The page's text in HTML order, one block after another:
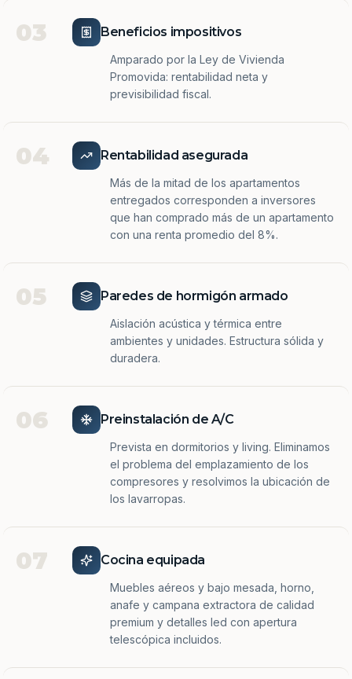
03 Beneficios impositivos
Amparado por la Ley de Vivienda
Promovida: rentabilidad neta y
previsibilidad fiscal.
04 Rentabilidad asegurada
Más de la mitad de los apartamentos
entregados corresponden a inversores
que han comprado más de un apartamento
con una renta promedio del 8%.
05 Paredes de hormigón armado
Aislación acústica y térmica entre
ambientes y unidades. Estructura sólida y
duradera.
06 Preinstalación de A/C
Prevista en dormitorios y living. Eliminamos
el problema del emplazamiento de los
compresores y resolvimos la ubicación de
los lavarropas.
07 Cocina equipada
Muebles aéreos y bajo mesada, horno,
anafe y campana extractora de calidad
premium y detalles led con apertura
telescópica incluidos.